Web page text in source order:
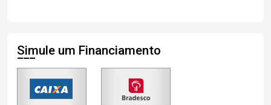
Simule um Financiamento